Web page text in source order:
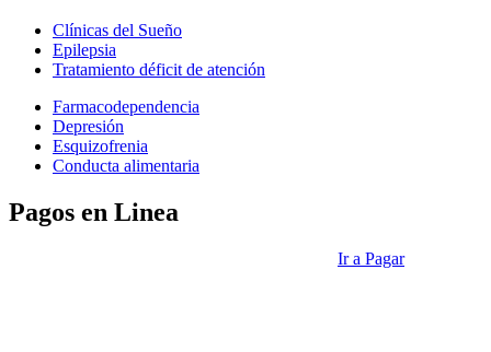
Clínicas del Sueño
Epilepsia
Tratamiento déficit de atención
Farmacodependencia
Depresión
Esquizofrenia
Conducta alimentaria
Pagos en Linea
Ir a Pagar